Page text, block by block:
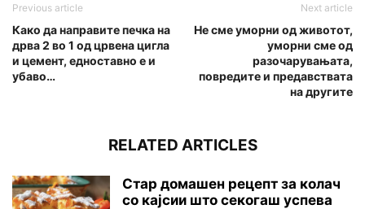
Previous article
Како да направите печка на
дрва 2 во 1 од црвена цигла
и цемент, едноставно е и
убаво…
Next article
Не сме уморни од животот,
уморни сме од
разочарувањата,
повредите и предавствата
на другите
RELATED ARTICLES
Стар домашен рецепт за колач
со кајсии што секогаш успева